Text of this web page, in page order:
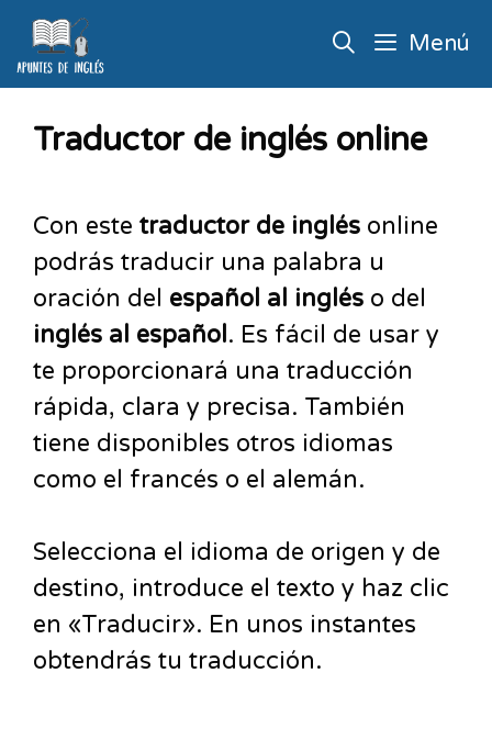
Menú
Traductor de inglés online
Con este traductor de inglés online
podrás traducir una palabra u
oración del español al inglés o del
inglés al español. Es fácil de usar y
te proporcionará una traducción
rápida, clara y precisa. También
tiene disponibles otros idiomas
como el francés o el alemán.
Selecciona el idioma de origen y de
destino, introduce el texto y haz clic
en «Traducir». En unos instantes
obtendrás tu traducción.